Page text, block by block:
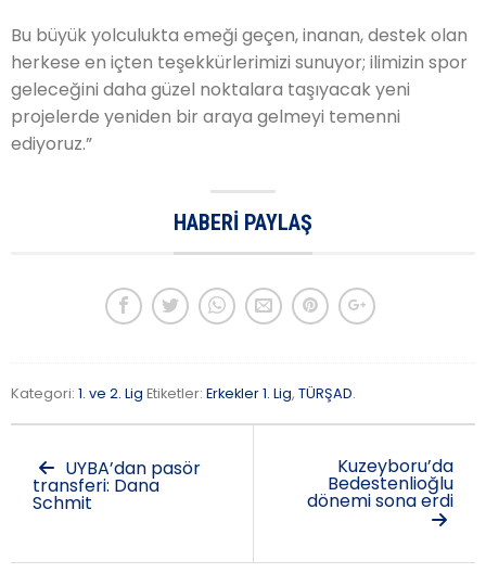
Bu büyük yolculukta emeği geçen, inanan, destek olan
herkese en içten teşekkürlerimizi sunuyor; ilimizin spor
geleceğini daha güzel noktalara taşıyacak yeni
projelerde yeniden bir araya gelmeyi temenni
ediyoruz.”
HABERI PAYLAŞ
Kategori: 1. ve 2. Lig Etiketler: Erkekler 1. Lig, TÜRŞAD.
UYBA’dan pasör
transferi: Dana
Schmit
Kuzeyboru’da
Bedestenlioğlu
dönemi sona erdi